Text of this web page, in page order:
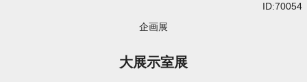
ID:70054
企画展
大展示室展